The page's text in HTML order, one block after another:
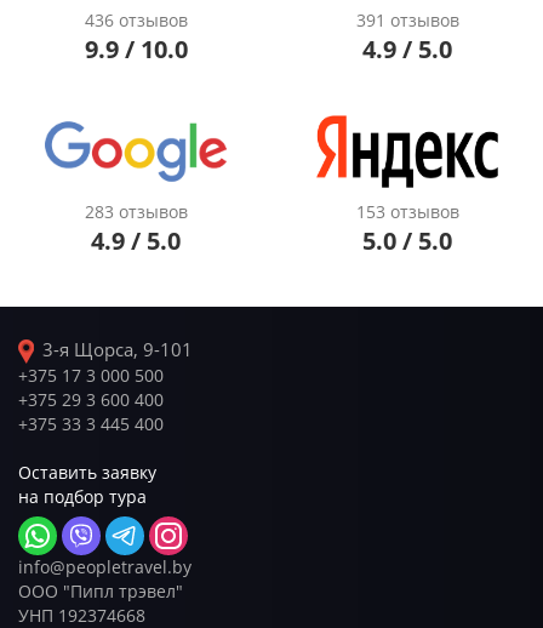
436 отзывов
9.9 / 10.0
391 отзывов
4.9 / 5.0
283 отзывов
4.9 / 5.0
153 отзывов
5.0 / 5.0
3-я Щорса, 9-101
+375 17 3 000 500
+375 29 3 600 400
+375 33 3 445 400
Оставить заявку
на подбор тура
info@peopletravel.by
ООО "Пипл трэвел"
УНП 192374668